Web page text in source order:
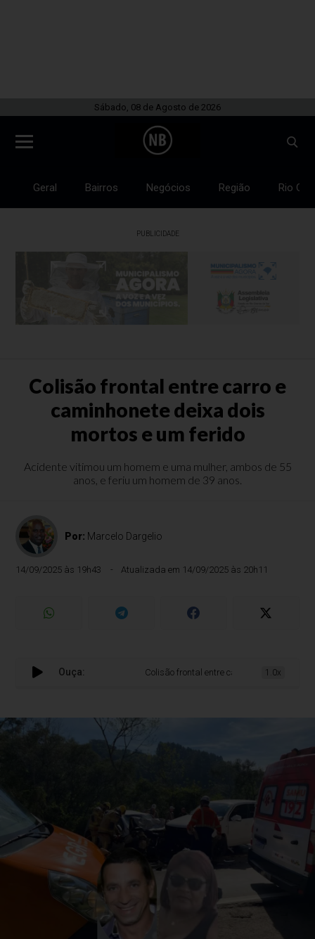
Sábado, 08 de Agosto de 2026
Geral Bairros Negócios Região Rio
PUBLICIDADE
Colisão frontal entre carro e
caminhonete deixa dois
mortos e um ferido
Acidente vitimou um homem e uma mulher, ambos de 55
anos, e feriu um homem de 39 anos.
Por: Marcelo Dargelio
14/09/2025 às 19h43 Atualizada em 14/09/2025 às 20h11
Ouça: Colisão frontal entre carro e caminhonete
1.0x